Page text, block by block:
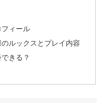
ィール
ルックスとプレイ内容
きる？